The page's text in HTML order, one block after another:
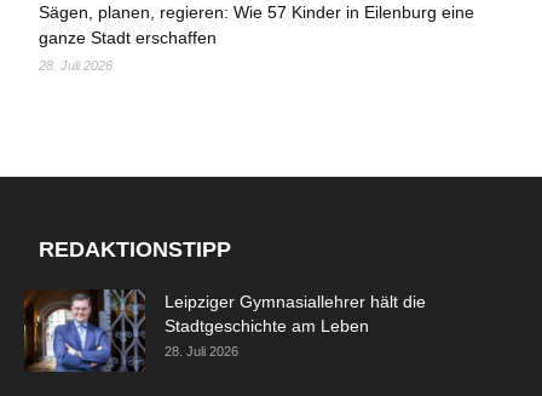
Sägen, planen, regieren: Wie 57 Kinder in Eilenburg eine
ganze Stadt erschaffen
28. Juli 2026
REDAKTIONSTIPP
Leipziger Gymnasiallehrer hält die
Stadtgeschichte am Leben
28. Juli 2026